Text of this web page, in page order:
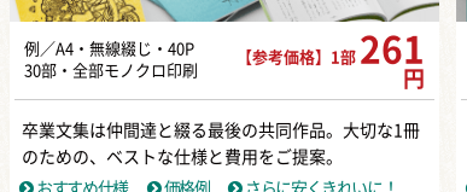
例／A4・無線綴じ・40P
30部・全部モノクロ印刷
【参考価格】1部 261
円
卒業文集は仲間達と綴る最後の共同作品。大切な1冊
のための、ベストな仕様と費用をご提案。